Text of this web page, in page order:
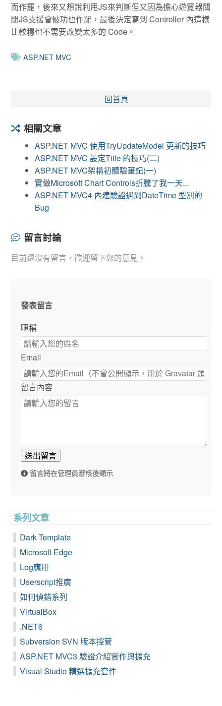
而作罷，後來又想說利用JS來判斷但又因為擔心遊覽器關
閉JS支援會破功也作罷，最後決定寫到 Controller 內這樣
比較穩也不需要改變太多的 Code。
ASP.NET MVC
回首頁
相關文章
ASP.NET MVC 使用TryUpdateModel 更新的技巧
ASP.NET MVC 設定Title 的技巧(二)
ASP.NET MVC架構初體驗筆記(一)
實做Microsoft Chart Controls折騰了我一天...
ASP.NET MVC4 內建驗證遇到DateTime 型別的
Bug
留言討論
目前還沒有留言，歡迎留下您的意見。
發表留言
暱稱
Email
留言內容
送出留言
留言將在管理員審核後顯示
系列文章
Dark Template
Microsoft Edge
Log應用
Userscript推廣
如何偵錯系列
VirtualBox
.NET6
Subversion SVN 版本控管
ASP.NET MVC3 驗證介紹實作與擴充
Visual Studio 精選擴充套件